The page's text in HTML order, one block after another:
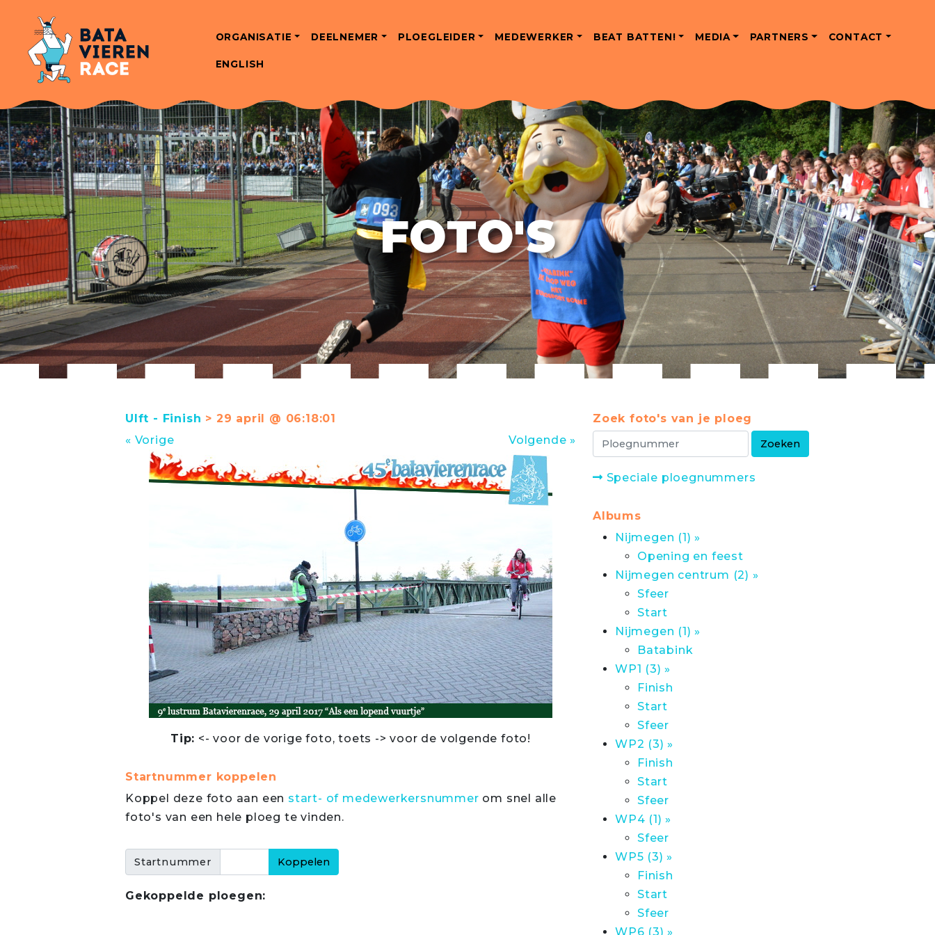
ORGANISATIE DEELNEMER PLOEGLEIDER MEDEWERKER BEAT BATTEN! MEDIA PARTNERS CONTACT
ENGLISH
FOTO'S
Ulft - Finish > 29 april @ 06:18:01
« Vorige
Volgende »
Tip: <- voor de vorige foto, toets -> voor de volgende foto!
Startnummer koppelen
Koppel deze foto aan een start- of medewerkersnummer om snel alle
foto's van een hele ploeg te vinden.
Startnummer
Gekoppelde ploegen:
Zoek foto's van je ploeg
Speciale ploegnummers
Albums
Nijmegen (1) »
Opening en feest
Nijmegen centrum (2) »
Sfeer
Start
Nijmegen (1) »
Batabink
WP1 (3) »
Finish
Start
Sfeer
WP2 (3) »
Finish
Start
Sfeer
WP4 (1) »
Sfeer
WP5 (3) »
Finish
Start
Sfeer
WP6 (3) »